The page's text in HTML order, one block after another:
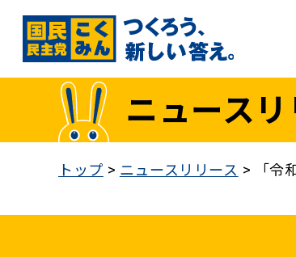
政策
2. 成長戦略「新・三本の矢」
ニュースリ
トップ > ニュースリリース > 「